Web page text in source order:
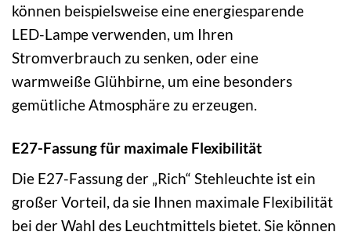
können beispielsweise eine energiesparende
LED-Lampe verwenden, um Ihren
Stromverbrauch zu senken, oder eine
warmweiße Glühbirne, um eine besonders
gemütliche Atmosphäre zu erzeugen.
E27-Fassung für maximale Flexibilität
Die E27-Fassung der „Rich“ Stehleuchte ist ein
großer Vorteil, da sie Ihnen maximale Flexibilität
bei der Wahl des Leuchtmittels bietet. Sie können